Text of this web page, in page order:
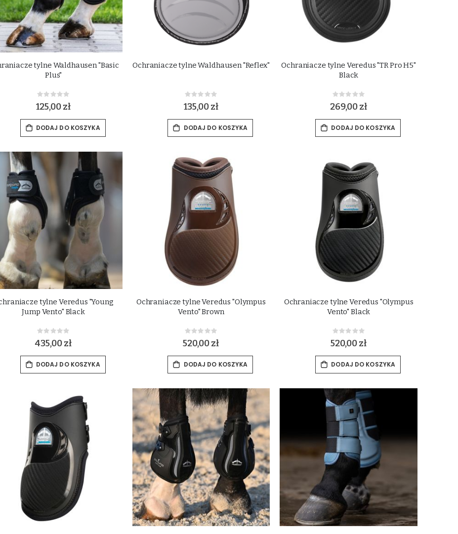
tylne Waldhausen "Basic
Plus"
Rating:
0%
125,00 zł
DODAJ DO KOSZYKA
Ochraniacze tylne Waldhausen "Reflex"
Rating:
0%
135,00 zł
DODAJ DO KOSZYKA
Ochraniacze tylne Veredus "TR Pro H5"
Black
Rating:
0%
269,00 zł
DODAJ DO KOSZYKA
tylne Veredus "Young
Jump Vento" Black
Rating:
0%
435,00 zł
DODAJ DO KOSZYKA
Ochraniacze tylne Veredus "Olympus
Vento" Brown
Rating:
0%
520,00 zł
DODAJ DO KOSZYKA
Ochraniacze tylne Veredus "Olympus
Vento" Black
Rating:
0%
520,00 zł
DODAJ DO KOSZYKA